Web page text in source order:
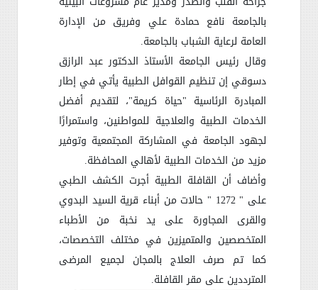
بالجامعة نافع حمادة علي وفريق من الإدارة
العامة لرعاية الشباب بالجامعة.
وقال رئيس الجامعة الأستاذ الدكتور عبد الرازق
دسوقي إن تنظيم القوافل الطبية يأتي في إطار
المبادرة الرئاسية "حياة كريمة"، لتقديم أفضل
الخدمات الطبية والعلاجية للمواطنين، واستمرارًا
لجهود الجامعة في المشاركة المجتمعية وتوفير
مزيد من الخدمات الطبية لأهالي المحافظة.
وأضاف أن القافلة الطبية أجرت الكشف الطبي
على " 1272 " حالات من أبناء قرية السيد البدوي
والقرى المجاورة على يد نخبة من الأطباء
المتخصصين والمتميزين في مختلف التخصصات،
كما تم صرف العلاج بالمجان لجميع المرضى
المترددين على مقر القافلة.